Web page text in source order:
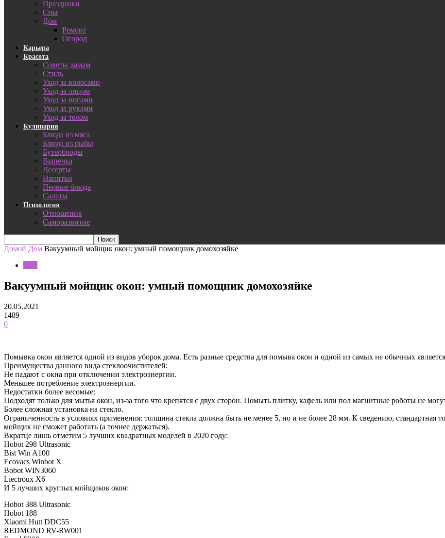
Праздники
Сны
Дом
Ремонт
Огород
Карьера
Красота
Советы дамам
Стиль
Уход за волосами
Уход за лицом
Уход за ногами
Уход за руками
Уход за телом
Кулинария
Блюда из мяса
Блюда из рыбы
Бутерброды
Выпечка
Десерты
Напитки
Первые блюда
Салаты
Психология
Отношения
Саморазвитие
Домой Дом Вакуумный мойщик окон: умный помощник домохозяйке
Вакуумный мойщик окон: умный помощник домохозяйке
20.05.2021
1489
0
Помывка окон является одной из видов уборок дома. Есть разные средства для помыва окон и одной из самых не обычных
Преимущества данного вида стеклоочистителей:
Не падают с окна при отключении электроэнергии.
Меньшее потребление электроэнергии.
Недостатки более весомые:
Подходят только для мытья окон, из-за того что крепятся с двух сторон. Помыть плитку, кафель или пол магнитные роботы не
Более сложная установка на стекло.
Ограниченность в условиях применения: толщина стекла должна быть не менее 5, но и не более 28 мм. К сведению, стандартная
мойщик не сможет работать (а точнее держаться).
Вкратце лишь отметим 5 лучших квадратных моделей в 2020 году:
Hobot 298 Ultrasonic
Bist Win A100
Ecovacs Winbot X
Bobot WIN3060
Liectroux X6
И 5 лучших круглых мойщиков окон:
Hobot 388 Ultrasonic
Hobot 188
Xiaomi Hutt DDC55
REDMOND RV-RW001